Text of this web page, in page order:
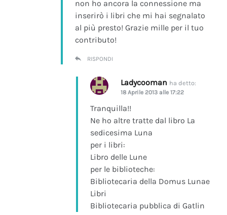
non ho ancora la connessione ma
inserirò i libri che mi hai segnalato
al più presto! Grazie mille per il tuo
contributo!
RISPONDI
Ladycooman ha detto:
18 Aprile 2013 alle 17:22
Tranquilla!!
Ne ho altre tratte dal libro La
sedicesima Luna
per i libri:
Libro delle Lune
per le biblioteche:
Bibliotecaria della Domus Lunae
Libri
Bibliotecaria pubblica di Gatlin